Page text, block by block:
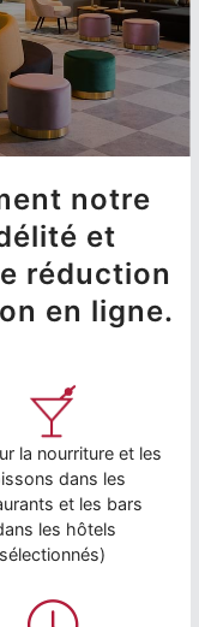
notre
et
réduction
en ligne.
la nourriture et les
dans les
et les bars
les hôtels
sélectionnés)